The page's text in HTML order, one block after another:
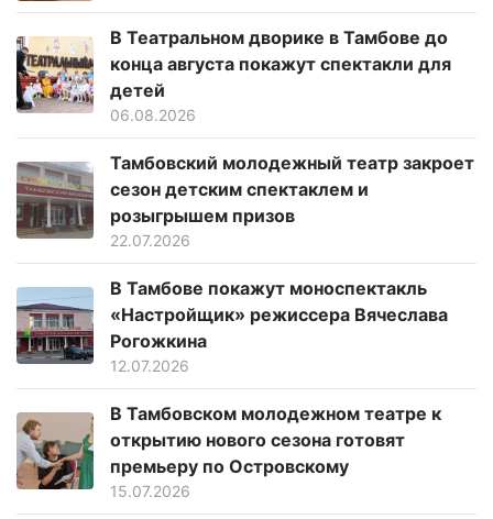
В Театральном дворике в Тамбове до
конца августа покажут спектакли для
детей
06.08.2026
Тамбовский молодежный театр закроет
сезон детским спектаклем и
розыгрышем призов
22.07.2026
В Тамбове покажут моноспектакль
«Настройщик» режиссера Вячеслава
Рогожкина
12.07.2026
В Тамбовском молодежном театре к
открытию нового сезона готовят
премьеру по Островскому
15.07.2026